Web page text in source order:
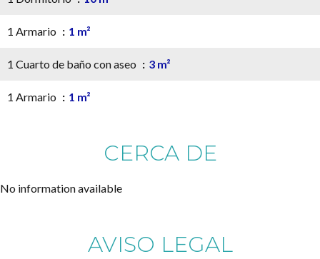
1 Armario 1 m²
1 Cuarto de baño con aseo 3 m²
1 Armario 1 m²
CERCA DE
No information available
AVISO LEGAL